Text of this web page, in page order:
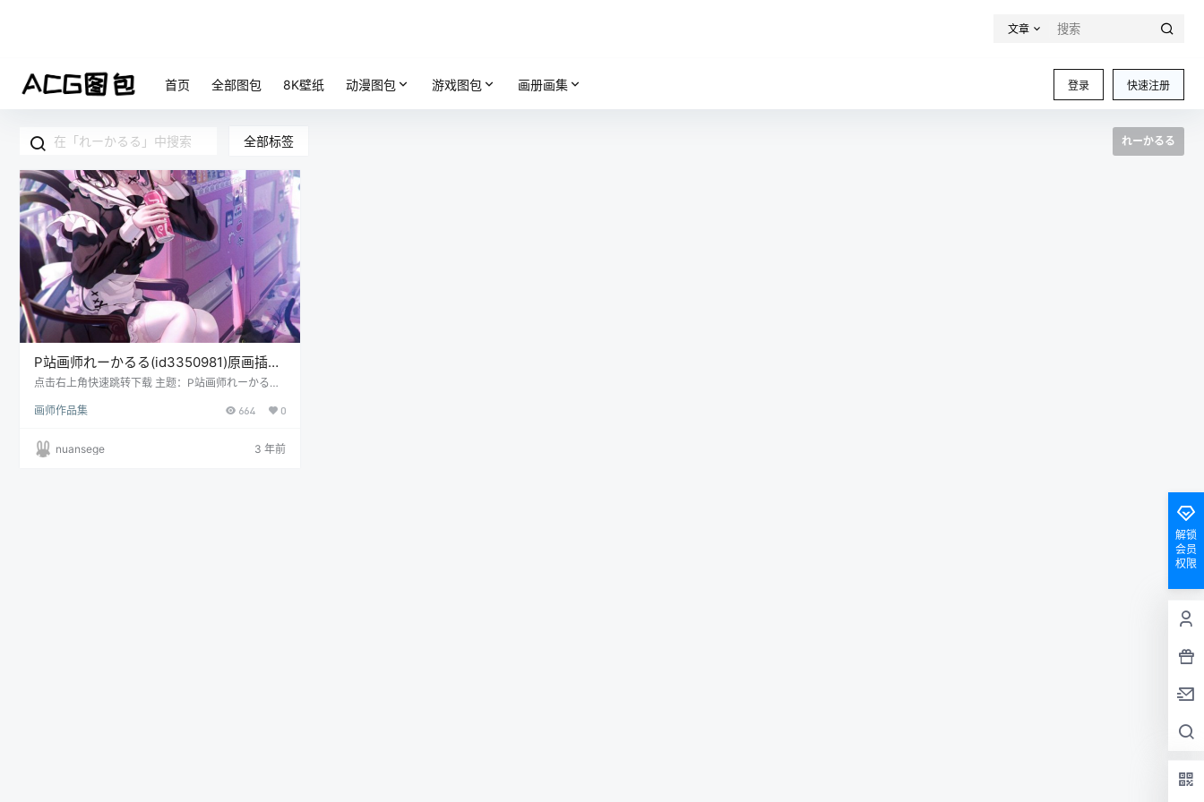
文章
登录 快速注册
首页 全部图包 8K壁纸 动漫图包 游戏图包 画册画集
全部标签 れーかるる
P站画师れーかるる(id3350981)原画插画
作品合集动漫高清壁纸
点击右上角快速跳转下载 主题：P站画师れーかるる
JPG/PNG 数量：79P（持续更新中） 画质：各大图
画师作品集 664 0
nuansege 3 年前
解锁
会员
权限